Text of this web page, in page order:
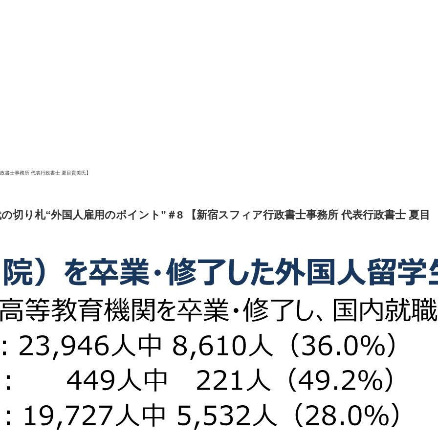
書士事務所 代表行政書士 夏目貴美氏】
切り札“外国人雇用のポイント”＃8 【新宿スフィア行政書士事務所 代表行政書士 夏目